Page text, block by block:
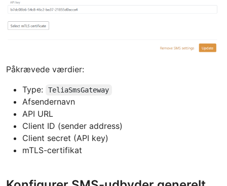
Påkrævede værdier:
Type:
TeliaSmsGateway
Afsendernavn
API URL
Client ID (sender address)
Client secret (API key)
mTLS-certifikat